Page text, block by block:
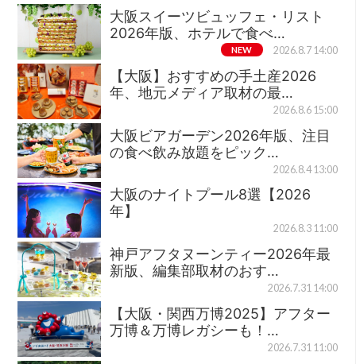
大阪スイーツビュッフェ・リスト
2026年版、ホテルで食べ…
NEW 2026.8.7 14:00
【大阪】おすすめの手土産2026
年、地元メディア取材の最…
2026.8.6 15:00
大阪ビアガーデン2026年版、注目
の食べ飲み放題をピック…
2026.8.4 13:00
大阪のナイトプール8選【2026
年】
2026.8.3 11:00
神戸アフタヌーンティー2026年最
新版、編集部取材のおす…
2026.7.31 14:00
【大阪・関西万博2025】アフター
万博＆万博レガシーも！…
2026.7.31 11:00